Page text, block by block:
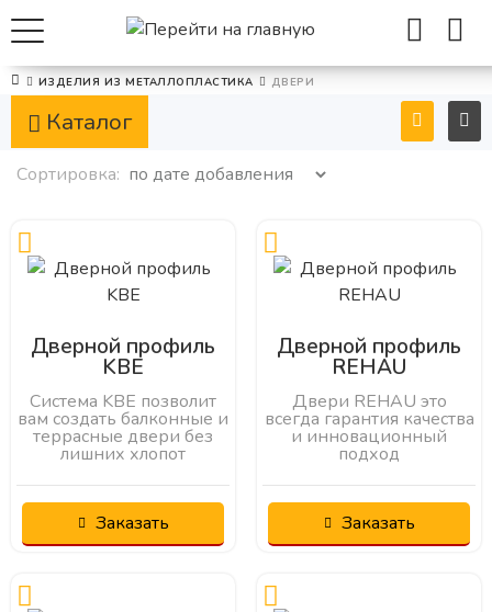
ИЗДЕЛИЯ ИЗ МЕТАЛЛОПЛАСТИКА ДВЕРИ
Каталог
Сортировка:
Дверной профиль
KBE
Система KBE позволит
вам создать балконные и
террасные двери без
лишних хлопот
Заказать
Дверной профиль
REHAU
Двери REHAU это
всегда гарантия качества
и инновационный
подход
Заказать